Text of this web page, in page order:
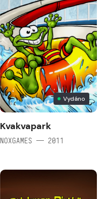
Vydáno
Kvakvapark
NOXGAMES — 2011